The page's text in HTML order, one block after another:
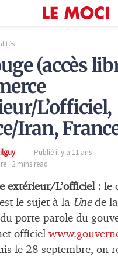
(accès
L’officiel,
Iran,
Publié il y a 11 ans
: 2 mins read
extérieur/L’officiel : le
le sujet à la Unede
porte-parole du
officiel
le 28 septembre, on